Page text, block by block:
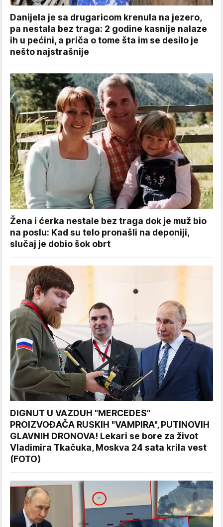
Danijela je sa drugaricom krenula na jezero,
pa nestala bez traga: 2 godine kasnije nalaze
ih u pećini, a priča o tome šta im se desilo je
nešto najstrašnije
Žena i ćerka nestale bez traga dok je muž bio
na poslu: Kad su telo pronašli na deponiji,
slučaj je dobio šok obrt
DIGNUT U VAZDUH "MERCEDES"
PROIZVOĐAČA RUSKIH "VAMPIRA", PUTINOVIH
GLAVNIH DRONOVA! Lekari se bore za život
Vladimira Tkačuka, Moskva 24 sata krila vest
(FOTO)